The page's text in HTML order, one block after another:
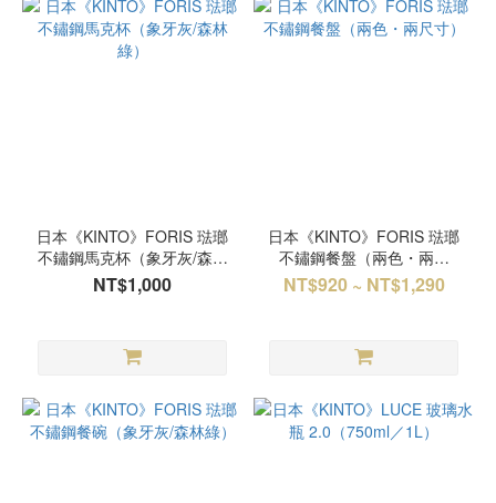
日本《KINTO》FORIS 琺瑯
不鏽鋼馬克杯（象牙灰/森林
綠）
NT$1,000
日本《KINTO》FORIS 琺瑯
不鏽鋼餐盤（兩色・兩尺
寸）
NT$920 ~ NT$1,290